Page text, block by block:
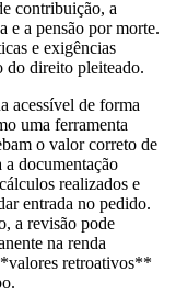
contribuição, a
e a pensão por morte.
e exigências
do direito pleiteado.
acessível de forma
uma ferramenta
o valor correto de
documentação
realizados e
entrada no pedido.
a revisão pode
na renda
retroativos**